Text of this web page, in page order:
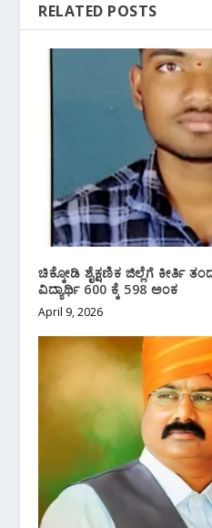
RELATED POSTS
ಚಿಕ್ಕೋಡಿ ಶೈಕ್ಷಣಿಕ ಜಿಲ್ಲೆಗೆ ಕೀರ್ತಿ
ವಿದ್ಯಾರ್ಥಿ 600 ಕ್ಕೆ 598 ಅಂಕ
April 9, 2026